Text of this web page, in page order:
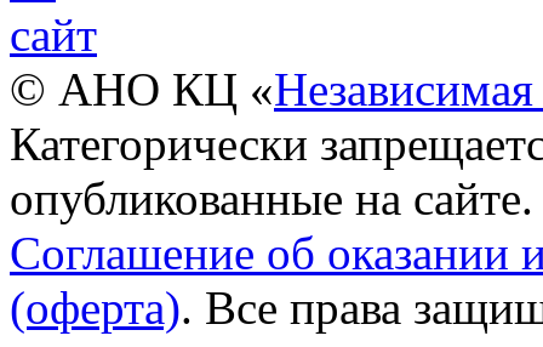
© АНО КЦ «Независимая
Категорически
опубликованные на сайте.
Соглашение об оказании
(оферта). Все права